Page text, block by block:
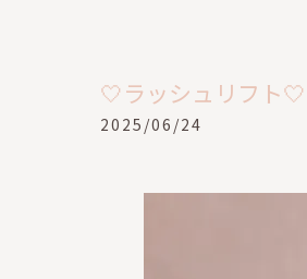
🤍ラッシュリフト🤍
2025/06/24